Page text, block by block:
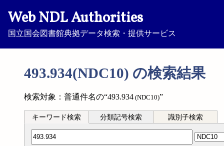
Web NDL Authorities
国立国会図書館典拠データ検索・提供サービス
493.934(NDC10) の検索結果
検索対象：普通件名の“493.934 (NDC10)”
キーワード検索 分類記号検索 識別子検索
分類記号検索